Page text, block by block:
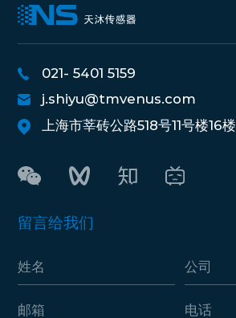
021- 5401 5159
j.shiyu@tmvenus.com
上海市莘砖公路518号11号楼16楼
留言给我们